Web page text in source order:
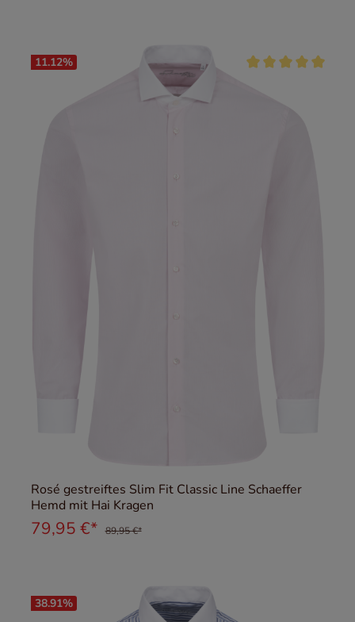
11.12%
Rosé gestreiftes Slim Fit Classic Line Schaeffer
Hemd mit Hai Kragen
79,95 €* 89,95 €*
38.91%